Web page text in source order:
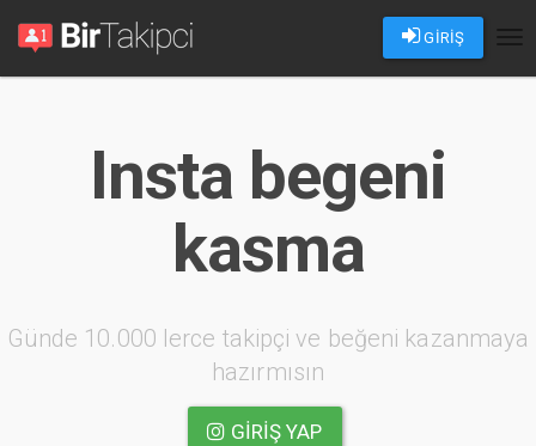
GİRİŞ
Insta begeni
kasma
Günde 10.000 lerce takipçi ve beğeni kazanmaya
hazırmısın
GIRIŞ YAP